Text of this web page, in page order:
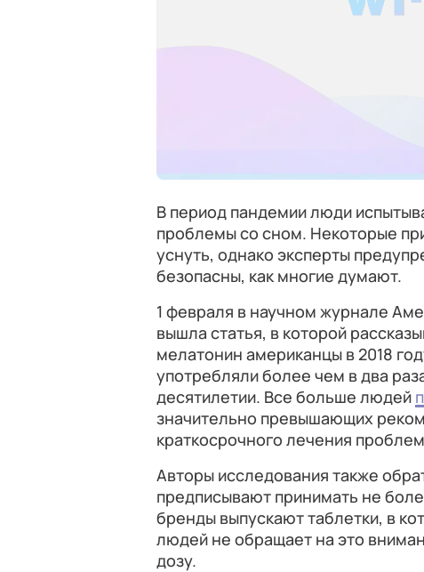
В период пандемии люди
проблемы со сном. Некоторые
уснуть, однако эксперты
безопасны, как многие думают.
1 февраля в научном журнале
вышла статья, в которой
мелатонин американцы в 2018
употребляли более чем в два
десятилетии. Все больше людей
значительно превышающих
краткосрочного лечения
Авторы исследования также
предписывают принимать не
бренды выпускают таблетки, в
людей не обращает на это
дозу.